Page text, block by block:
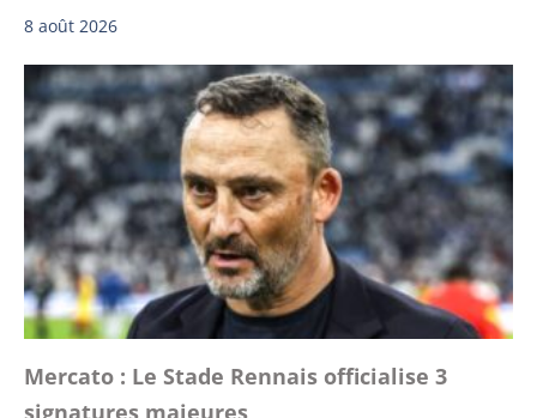
8 août 2026
Mercato : Le Stade Rennais officialise 3